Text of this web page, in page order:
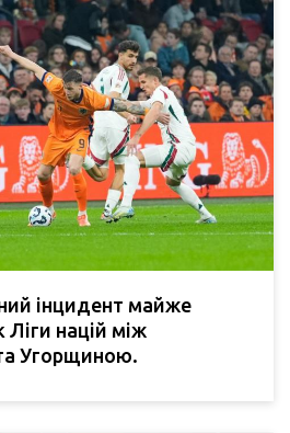
інцидент майже
Ліги націй між
Угорщиною.